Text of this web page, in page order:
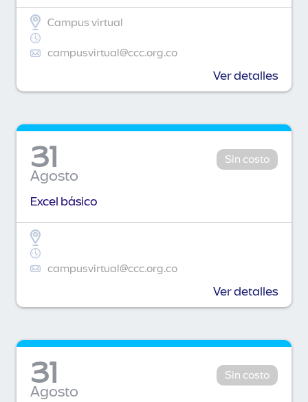
Campus virtual
campusvirtual@ccc.org.co
Ver detalles
31
Agosto
Sin costo
Excel básico
campusvirtual@ccc.org.co
Ver detalles
31
Agosto
Sin costo